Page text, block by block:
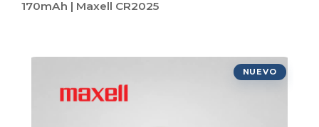
170mAh | Maxell CR2025